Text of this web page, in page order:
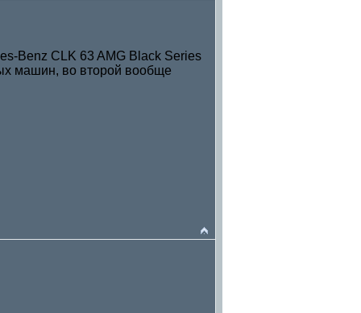
Benz CLK 63 AMG Black Series
машин, во второй вообще